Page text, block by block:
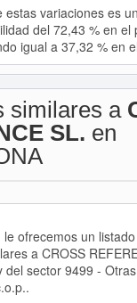
estas variaciones es
del 72,43 % en el
igual a 37,32 % en
similares a
SL. en
ofrecemos un
a CROSS
del sector 9499 -